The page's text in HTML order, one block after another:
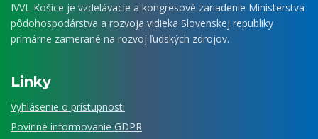
IVVL Košice je vzdelávacie a kongresové zariadenie Ministerstva
pôdohospodárstva a rozvoja vidieka Slovenskej republiky
primárne zamerané na rozvoj ľudských zdrojov.
Linky
Vyhlásenie o prístupnosti
Povinné informovanie GDPR